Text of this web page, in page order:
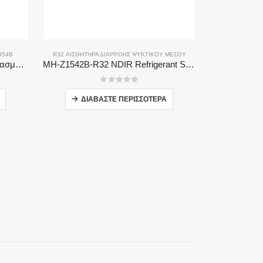
MH-441D-454B NDIR Υποσχεδιασμός ψυκτικού μέσου
R32 ΑΙΣΘΗΤΉΡΑ ΔΙΑΡΡΟΉΣ ΨΥΚΤΙΚΟΎ ΜΈΣΟΥ
MH-Z1542B-R32 NDIR Refrigerant Sensor | High Sensitivity | Long Lifespan | HVAC & Industrial Safety
0από 5
ΔΙΑΒΆΣΤΕ ΠΕΡΙΣΣΌΤΕΡΑ